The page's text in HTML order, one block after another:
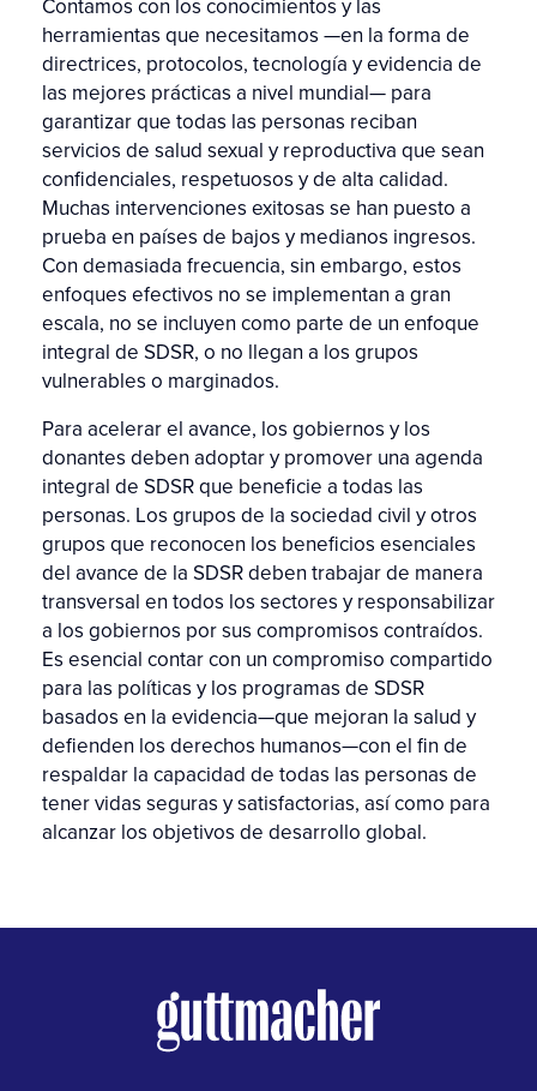
Contamos con los conocimientos y las
herramientas que necesitamos —en la forma de
directrices, protocolos, tecnología y evidencia de
las mejores prácticas a nivel mundial— para
garantizar que todas las personas reciban
servicios de salud sexual y reproductiva que sean
confidenciales, respetuosos y de alta calidad.
Muchas intervenciones exitosas se han puesto a
prueba en países de bajos y medianos ingresos.
Con demasiada frecuencia, sin embargo, estos
enfoques efectivos no se implementan a gran
escala, no se incluyen como parte de un enfoque
integral de SDSR, o no llegan a los grupos
vulnerables o marginados.
Para acelerar el avance, los gobiernos y los
donantes deben adoptar y promover una agenda
integral de SDSR que beneficie a todas las
personas. Los grupos de la sociedad civil y otros
grupos que reconocen los beneficios esenciales
del avance de la SDSR deben trabajar de manera
transversal en todos los sectores y responsabilizar
a los gobiernos por sus compromisos contraídos.
Es esencial contar con un compromiso compartido
para las políticas y los programas de SDSR
basados en la evidencia—que mejoran la salud y
defienden los derechos humanos—con el fin de
respaldar la capacidad de todas las personas de
tener vidas seguras y satisfactorias, así como para
alcanzar los objetivos de desarrollo global.